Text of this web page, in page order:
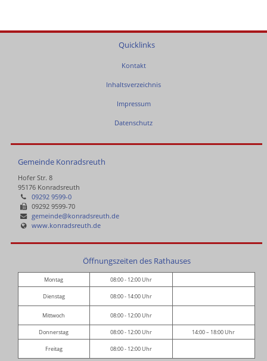
Quicklinks
Kontakt
Inhaltsverzeichnis
Impressum
Datenschutz
Gemeinde Konradsreuth
Hofer Str. 8
95176 Konradsreuth
09292 9599-0
09292 9599-70
gemeinde@konradsreuth.de
www.konradsreuth.de
Öffnungszeiten des Rathauses
Montag 08:00 - 12:00 Uhr
Dienstag 08:00 - 14:00 Uhr
Mittwoch 08:00 - 12:00 Uhr
Donnerstag 08:00 - 12:00 Uhr 14:00 – 18:00 Uhr
Freitag 08:00 - 12:00 Uhr